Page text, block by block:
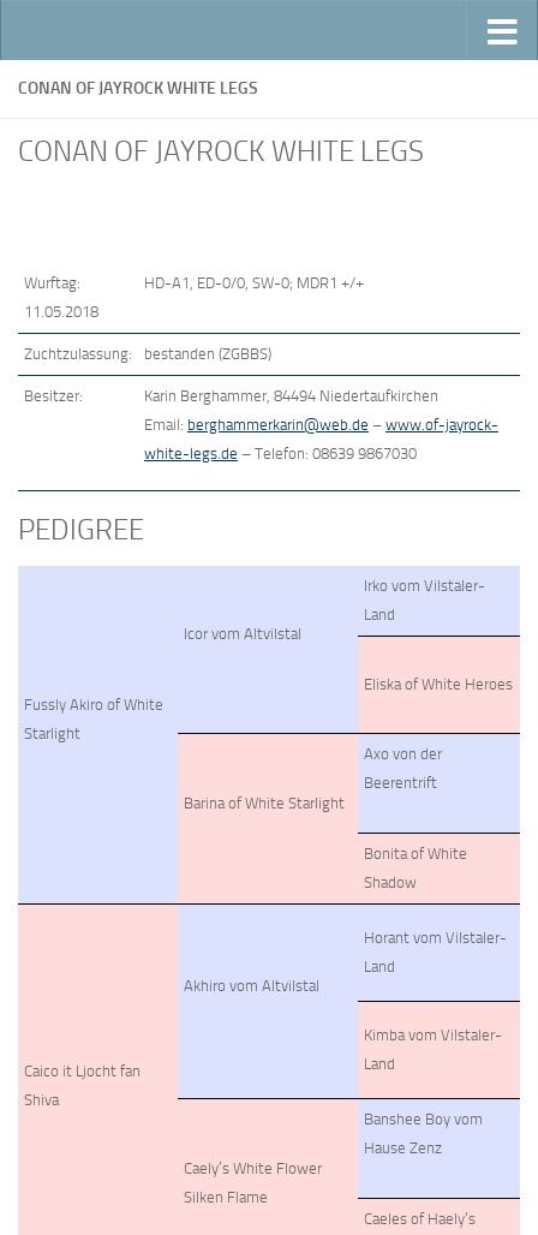
CONAN OF JAYROCK WHITE LEGS
CONAN OF JAYROCK WHITE LEGS
Wurftag:
11.05.2018
HD-A1, ED-0/0, SW-0; MDR1 +/+
Zuchtzulassung: bestanden (ZGBBS)
Besitzer:
Karin Berghammer, 84494 Niedertaufkirchen
Email: berghammerkarin@web.de – www.of-jayrock-
white-legs.de – Telefon: 08639 9867030
PEDIGREE
Fussly Akiro of White
Starlight
Icor vom Altvilstal
Irko vom Vilstaler-
Land
Eliska of White Heroes
Barina of White Starlight
Axo von der
Beerentrift
Bonita of White
Shadow
Caico it Ljocht fan
Shiva
Akhiro vom Altvilstal
Horant vom Vilstaler-
Land
Kimba vom Vilstaler-
Land
Caely’s White Flower
Silken Flame
Banshee Boy vom
Hause Zenz
Caeles of Haely’s